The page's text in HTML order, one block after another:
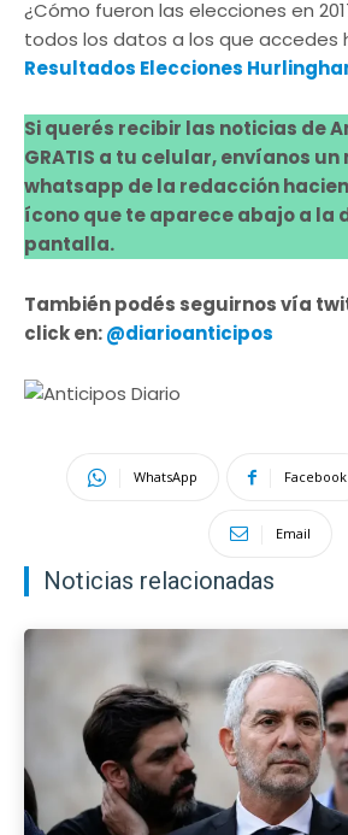
¿Cómo fueron las elecciones en
todos los datos a los que accedes
Resultados Elecciones
Si querés recibir las noticias de
GRATIS a tu celular, envíanos
whatsapp de la redacción
ícono que te aparece abajo a la
pantalla.
También podés seguirnos vía
click en:@diarioanticipos
WhatsApp Facebook
Email
Noticias relacionadas